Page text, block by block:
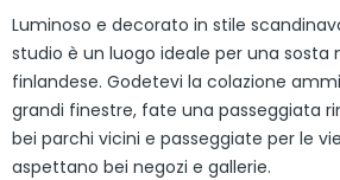
Luminoso e decorato in stile
studio è un luogo ideale per una sosta
finlandese. Godetevi la colazione
grandi finestre, fate una passeggiata
bei parchi vicini e passeggiate per le
aspettano bei negozi e gallerie.